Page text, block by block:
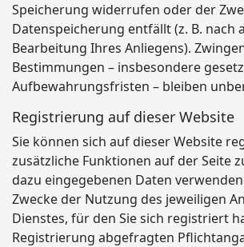
Speicherung widerrufen oder der
Datenspeicherung entfällt (z. B. nach
Bearbeitung Ihres Anliegens).
Bestimmungen – insbesondere
Aufbewahrungsfristen – bleiben
Registrierung auf dieser Website
Sie können sich auf dieser Website
zusätzliche Funktionen auf der Seite
dazu eingegebenen Daten
Zwecke der Nutzung des jeweiligen
Dienstes, für den Sie sich registriert
Registrierung abgefragten